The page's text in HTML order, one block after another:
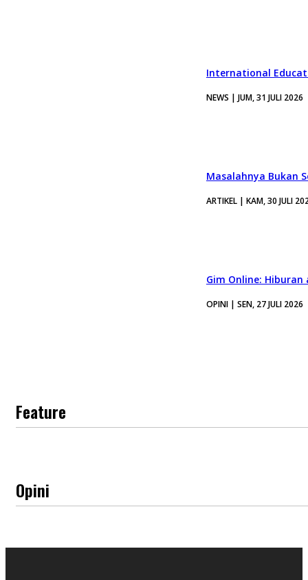
International
NEWS | JUM, 31 JULI 2026
Masalahnya Bukan
ARTIKEL | KAM, 30 JULI
Gim Online:
OPINI | SEN, 27 JULI 2026
Feature
Opini